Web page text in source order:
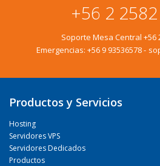
+56 2
Soporte Mesa Central +56
Emergencias: +56 9 93536578-
Productos y Servicios
Hosting
Servidores VPS
Servidores Dedicados
Productos